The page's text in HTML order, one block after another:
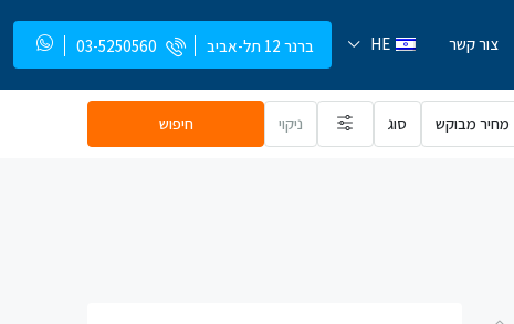
צור קשר HE ברנר 12 תל-אביב 03-5250560
מחיר מבוקש סוג ניקוי חיפוש